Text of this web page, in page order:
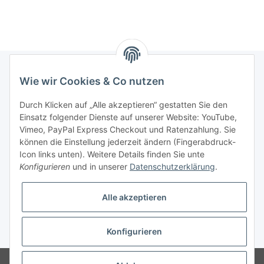
Gesetzliche Informationen
Vertrag widerrufen
* Alle Preise zzgl. gesetzlicher USt., zzgl.Versand
Wie wir Cookies & Co nutzen
Durch Klicken auf „Alle akzeptieren“ gestatten Sie den
Einsatz folgender Dienste auf unserer Website: YouTube,
Vimeo, PayPal Express Checkout und Ratenzahlung. Sie
können die Einstellung jederzeit ändern (Fingerabdruck-
Icon links unten). Weitere Details finden Sie unte
Konfigurieren und in unserer Datenschutzerklärung.
Alle akzeptieren
Konfigurieren